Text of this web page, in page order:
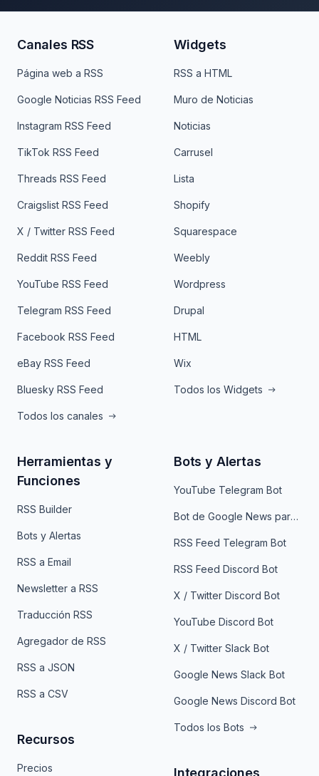
Canales RSS
Página web a RSS
Google Noticias RSS Feed
Instagram RSS Feed
TikTok RSS Feed
Threads RSS Feed
Craigslist RSS Feed
X / Twitter RSS Feed
Reddit RSS Feed
YouTube RSS Feed
Telegram RSS Feed
Facebook RSS Feed
eBay RSS Feed
Bluesky RSS Feed
Todos los canales
Widgets
RSS a HTML
Muro de Noticias
Noticias
Carrusel
Lista
Shopify
Squarespace
Weebly
Wordpress
Drupal
HTML
Wix
Todos los Widgets
Herramientas y
Funciones
RSS Builder
Bots y Alertas
RSS a Email
Newsletter a RSS
Traducción RSS
Agregador de RSS
RSS a JSON
RSS a CSV
Recursos
Precios
Bots y Alertas
YouTube Telegram Bot
Bot de Google News para Telegram
RSS Feed Telegram Bot
RSS Feed Discord Bot
X / Twitter Discord Bot
YouTube Discord Bot
X / Twitter Slack Bot
Google News Slack Bot
Google News Discord Bot
Todos los Bots
Integraciones